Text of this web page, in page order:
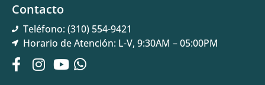
Contacto
Teléfono: (310) 554-9421
Horario de Atención: L-V, 9:30AM – 05:00PM